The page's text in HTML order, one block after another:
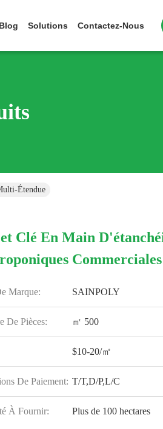
Solutions Contactez-Nous
Étendue
Clé En Main
Marque: SAINPOLY
De Pièces: ㎡ 500
$10-20/㎡
De Paiement: T/T,D/P,L/C
À Fournir: Plus de 100 hectares